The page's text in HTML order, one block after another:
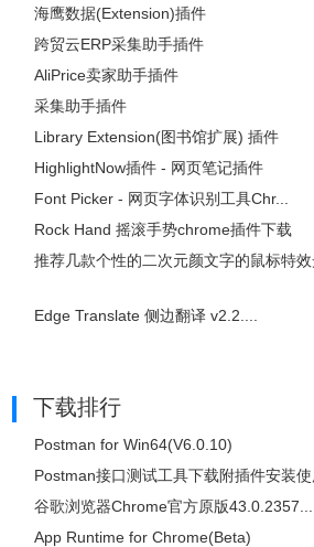
海鹰数据(Extension)插件
跨贸云ERP采集助手插件
AliPrice卖家助手插件
采集助手插件
Library Extension(图书馆扩展) 插件
HighlightNow插件 - 网页笔记插件
Font Picker - 网页字体识别工具Chr...
Rock Hand 摇滚手势chrome插件下载
推荐几款个性的二次元颜文字的鼠标特
Edge Translate 侧边翻译 v2.2....
下载排行
Postman for Win64(V6.0.10)
Postman接口测试工具下载附插件安装
谷歌浏览器Chrome官方原版43.0.2357....
App Runtime for Chrome(Beta)